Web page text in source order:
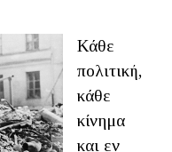
Κάθε
πολιτική,
κάθε
κίνημα
και εν